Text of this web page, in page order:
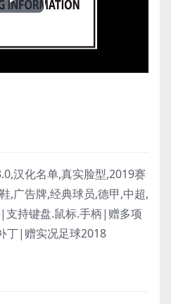
Play
Video
汉化名单,真实脸型,2019赛
,广告牌,经典球员,德甲,中超,
持键盘.鼠标.手柄|赠多项
丁|赠实况足球2018